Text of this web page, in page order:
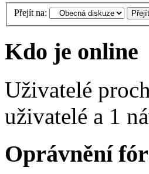
Přejít na:
Kdo je online
Uživatelé
uživatelé a 1
Oprávnění